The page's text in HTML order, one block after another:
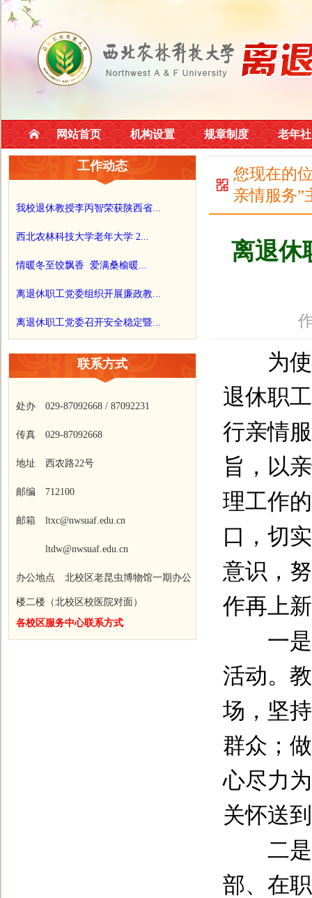
网站首页 机构设置 规章制度 老年
工作动态
我校退休教授李丙智荣获陕西省...
西北农林科技大学老年大学 2...
情暖冬至饺飘香 爱满桑榆暖...
离退休职工党委组织开展廉政教...
离退休职工党委召开安全稳定暨...
联系方式
处办 029-87092668 / 87092231
传真 029-87092668
地址 西农路22号
邮编 712100
邮箱 ltxc@nwsuaf.edu.cn
ltdw@nwsuaf.edu.cn
办公地点 北校区老昆虫博物馆一期办公
楼二楼（北校区校医院对面）
各校区服务中心联系方式
您现在的
亲情服务”
离退休
为使
退休职
行亲情
旨，以
理工作
口，切
意识，
作再上
一是
活动。
场，坚
群众；
心尽力
关怀送
二是
部、在